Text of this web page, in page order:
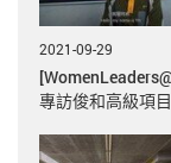
2021-09-29
專訪俊和高級項